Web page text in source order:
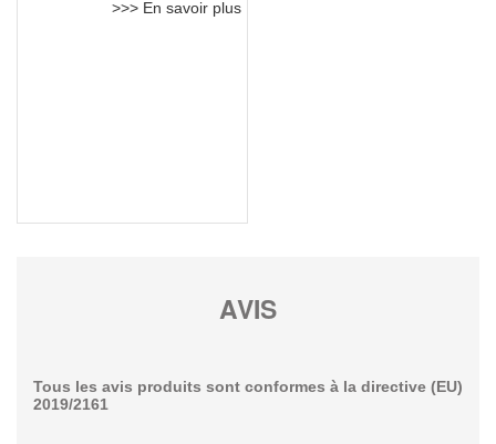
>>> En savoir plus
AVIS
Tous les avis produits sont conformes à la directive (EU)
2019/2161